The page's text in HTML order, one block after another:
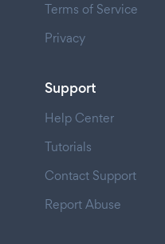
Terms of Service
Privacy
Support
Help Center
Tutorials
Contact Support
Report Abuse